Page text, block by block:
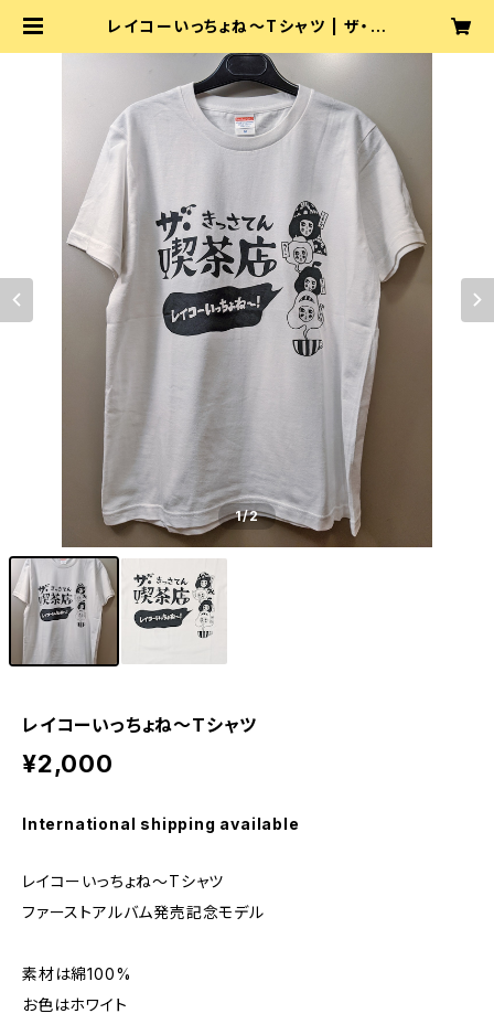
レイコーいっちょね〜Tシャツ | ザ・喫
1/2
レイコーいっちょね〜Tシャツ
¥2,000
International shipping available
レイコーいっちょね〜Tシャツ
ファーストアルバム発売記念モデル
素材は綿100%
お色はホワイト